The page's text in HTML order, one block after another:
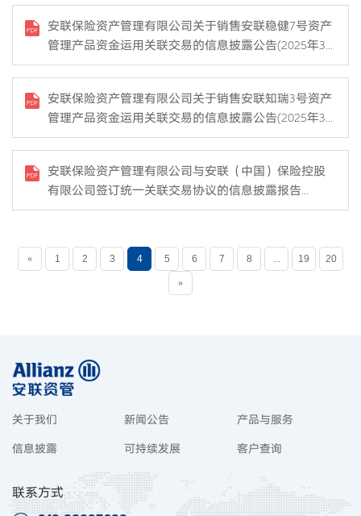
安联保险资产管理有限公司关于销售安联稳健7号资产
管理产品资金运用关联交易的信息披露公告(2025年35
号）
安联保险资产管理有限公司关于销售安联知瑞3号资产
管理产品资金运用关联交易的信息披露公告(2025年34
号）
安联保险资产管理有限公司与安联（中国）保险控股
有限公司签订统一关联交易协议的信息披露报告
（2025年33号）
« 1 2 3 4 5 6 7 8 ... 19 20
»
关于我们 新闻公告 产品与服务
信息披露 可持续发展 客户查询
联系方式